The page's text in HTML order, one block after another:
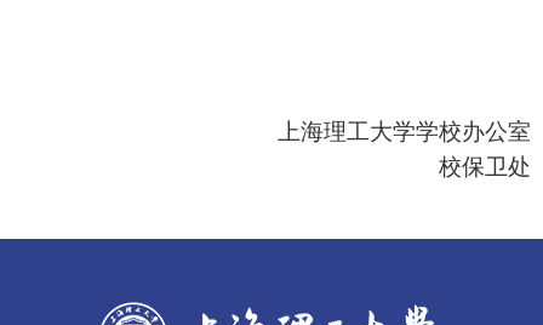
上海理工大学学校办公室
校保卫处